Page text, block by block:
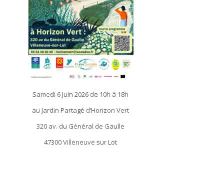
Samedi 6 Juin 2026 de 10h à 18h
au Jardin Partagé d’Horizon Vert
320 av. du Général de Gaulle
47300 Villeneuve sur Lot